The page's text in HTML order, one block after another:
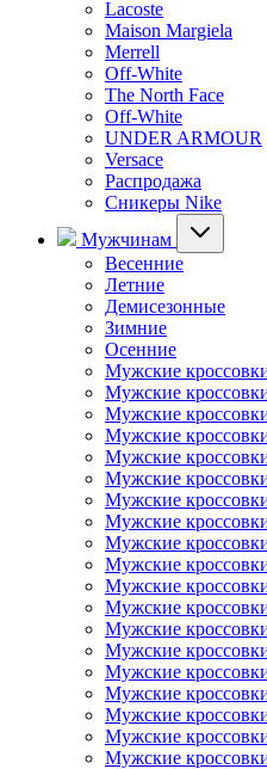
Lacoste
Maison Margiela
Merrell
Off-White
The North Face
Off-White
UNDER ARMOUR
Versace
Распродажа
Сникеры Nike
Мужчинам
Весенние
Летние
Демисезонные
Зимние
Осенние
Мужские
Мужские
Мужские
Мужские
Мужские
Мужские
Мужские
Мужские
Мужские
Мужские
Мужские
Мужские
Мужские
Мужские
Мужские
Мужские
Мужские
Мужские
Мужские